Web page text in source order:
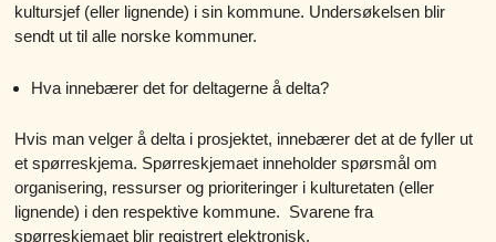
kultursjef (eller lignende) i sin kommune. Undersøkelsen blir
sendt ut til alle norske kommuner.
Hva innebærer det for deltagerne å delta?
Hvis man velger å delta i prosjektet, innebærer det at de fyller ut
et spørreskjema. Spørreskjemaet inneholder spørsmål om
organisering, ressurser og prioriteringer i kulturetaten (eller
lignende) i den respektive kommune. Svarene fra
spørreskjemaet blir registrert elektronisk.